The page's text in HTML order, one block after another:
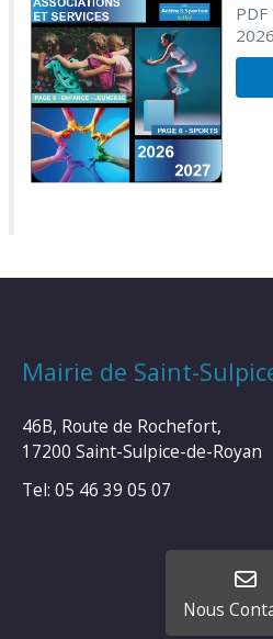
PDF
2026
Mairie de Saint-
46B, Route de Rochefort,
17200 Saint-Sulpice-de-Royan
Tel: 05 46 39 05 07
Nous